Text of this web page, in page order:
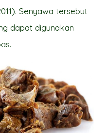
Senyawa tersebut
dapat digunakan